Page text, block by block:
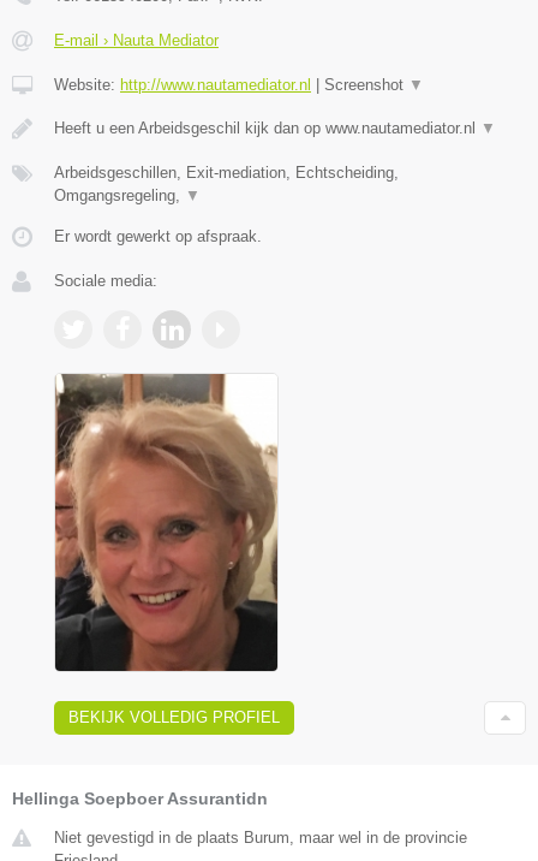
E-mail › Nauta Mediator
Website: http://www.nautamediator.nl Screenshot ▼
Heeft u een Arbeidsgeschil kijk dan op www.nautamediator.nl ▼
Arbeidsgeschillen, Exit-mediation, Echtscheiding,
Omgangsregeling,
▼
Er wordt gewerkt op afspraak.
Sociale media:
BEKIJK VOLLEDIG PROFIEL
Hellinga Soepboer Assurantidn
Niet gevestigd in de plaats Burum, maar wel in de provincie